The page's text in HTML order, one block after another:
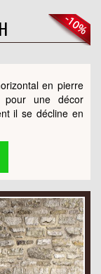
en pierre
une décor
il se décline en